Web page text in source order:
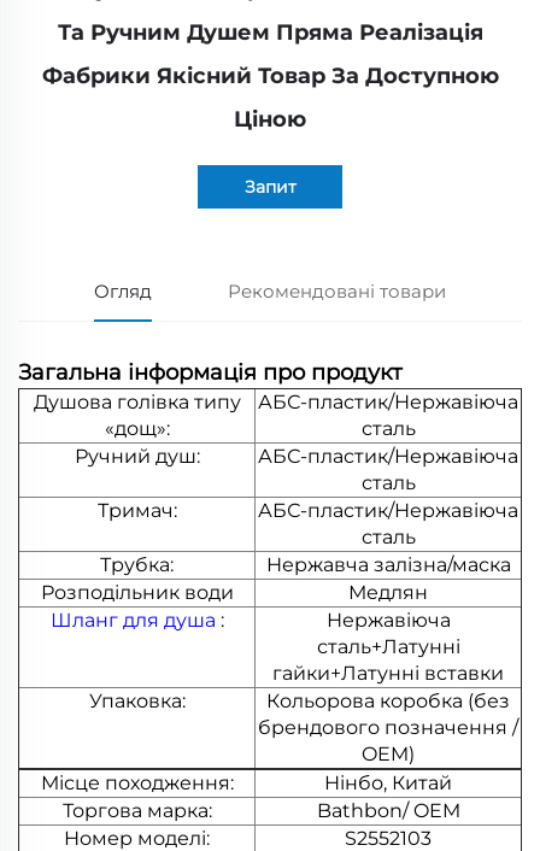
Та Ручним Душем Пряма Реалізація
Фабрики Якісний Товар За Доступною
Ціною
Запит
Огляд Рекомендовані товари
Загальна інформація про продукт
Душова голівка типу
«дощ»:
АБС-пластик/Нержавіюча
сталь
Ручний душ:
АБС-пластик/Нержавіюча
сталь
Тримач:
АБС-пластик/Нержавіюча
сталь
Трубка:
Нержавча залізна/маска
Розподільник води
Медлян
Шланг для душа :
Нержавіюча
сталь+Латунні
гайки+Латунні вставки
Упаковка:
Кольорова коробка (без
брендового позначення /
OEM)
Місце походження:
Нінбо, Китай
Торгова марка:
Bathbon/ OEM
Номер моделі:
S2552103